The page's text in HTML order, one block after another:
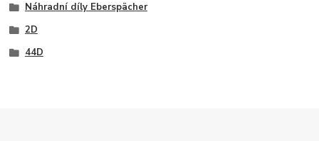
Náhradní díly Eberspächer
2D
44D